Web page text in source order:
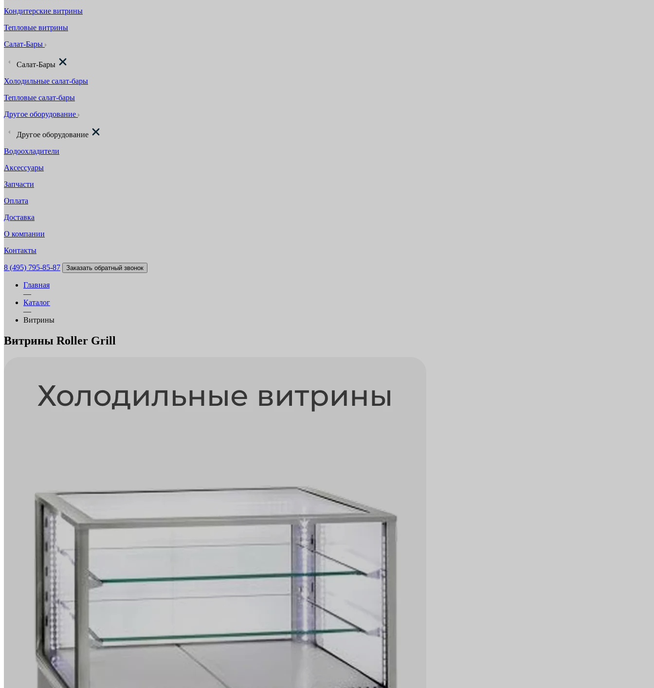
Кондитерские витрины
Тепловые витрины
Салат-Бары
Салат-Бары
Холодильные салат-бары
Тепловые салат-бары
Другое оборудование
Другое оборудование
Водоохладители
Аксессуары
Запчасти
Оплата
Доставка
О компании
Контакты
8 (495) 795-85-87 Заказать обратный звонок
Главная
—
Каталог
—
Витрины
Витрины Roller Grill